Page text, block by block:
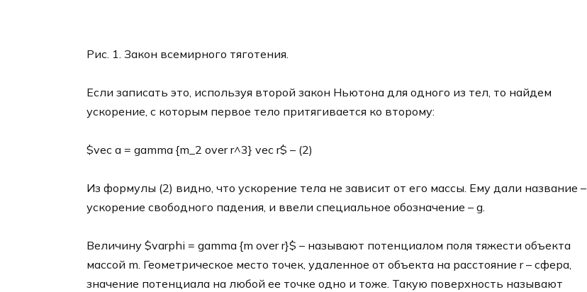
Рис. 1. Закон всемирного тяготения.
Если записать это, используя второй закон Ньютона для одного из тел, то найдем
ускорение, с которым первое тело притягивается ко второму:
$vec a = gamma {m_2 over r^3} vec r$ – (2)
Из формулы (2) видно, что ускорение тела не зависит от его массы. Ему дали название –
ускорение свободного падения, и ввели специальное обозначение – g.
Величину $varphi = gamma {m over r}$ – называют потенциалом поля тяжести объекта
массой m. Геометрическое место точек, удаленное от объекта на расстояние r – сфера,
значение потенциала на любой ее точке одно и тоже. Такую поверхность называют